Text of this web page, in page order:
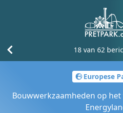
Europese
Bouwwerkzaamheden op
18 van 62